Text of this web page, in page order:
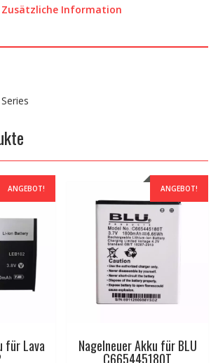
Zusätzliche Information
ANGEBOT!
für Lava
ANGEBOT!
Nagelneuer Akku für BLU
C665445180T